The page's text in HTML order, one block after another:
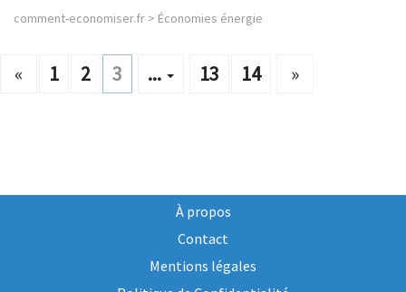
comment-economiser.fr > Économies énergie
« 1 2 3 ... 13 14 »
À propos
Contact
Mentions légales